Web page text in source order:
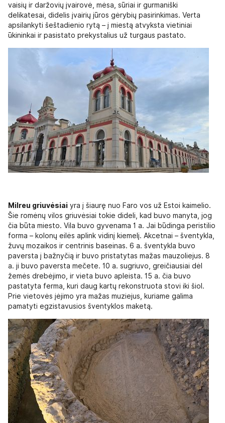
vaisių ir daržovių įvairovė, mėsa, sūriai ir gurmaniški
delikatesai, didelis įvairių jūros gėrybių pasirinkimas. Verta
apsilankyti šeštadienio rytą – į miestą atvyksta vietiniai
ūkininkai ir pasistato prekystalius už turgaus pastato.
Milreu griuvėsiai yra į šiaurę nuo Faro vos už Estoi kaimelio.
Šie romėnų vilos griuvėsiai tokie dideli, kad buvo manyta, jog
čia būta miesto. Vila buvo gyvenama 1 a. Jai būdinga peristilio
forma – kolonų eilės aplink vidinį kiemelį. Akcetnai – šventykla,
žuvų mozaikos ir centrinis baseinas. 6 a. šventykla buvo
paversta į bažnyčią ir buvo pristatytas mažas mauzoliejus. 8
a. ji buvo paversta mečete. 10 a. sugriuvo, greičiausiai dėl
žemės drebėjimo, ir vieta buvo apleista. 15 a. čia buvo
pastatyta ferma, kuri daug kartų rekonstruota stovi iki šiol.
Prie vietovės įėjimo yra mažas muziejus, kuriame galima
pamatyti egzistavusios šventyklos maketą.